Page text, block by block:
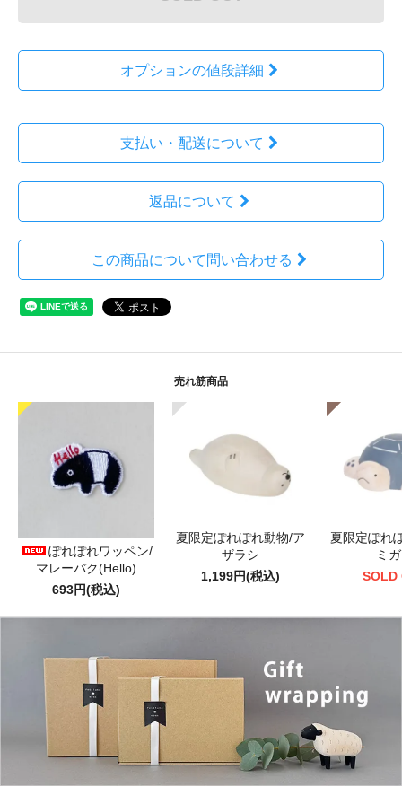
オプションの値段詳細
支払い・配送について
返品について
この商品について問い合わせる
売れ筋商品
ぽれぽれワッペン/
マレーバク(Hello)
693円(税込)
夏限定ぽれぽれ動物/ア
ザラシ
1,199円(税込)
夏限定ぽれ
ミ
SOLD